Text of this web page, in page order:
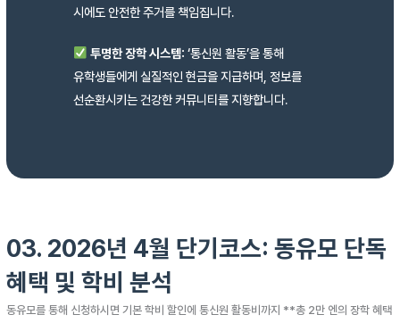
시에도 안전한 주거를 책임집니다.
투명한 장학 시스템: ‘통신원 활동’을 통해
유학생들에게 실질적인 현금을 지급하며, 정보를
선순환시키는 건강한 커뮤니티를 지향합니다.
03. 2026년 4월 단기코스: 동유모 단독
혜택 및 학비 분석
동유모를 통해 신청하시면 기본 학비 할인에 통신원 활동비까지 **총 2만 엔의 장학 혜택